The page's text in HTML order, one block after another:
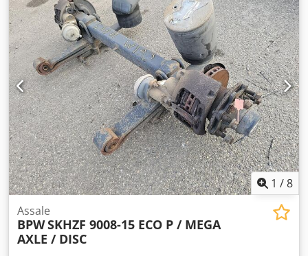
1 /8
Assale
BPWSKHZF 9008-15 ECO P / MEGA
AXLE / DISC